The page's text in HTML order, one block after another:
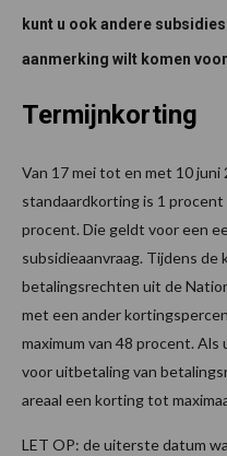
kunt u ook andere
aanmerking wilt komen
Termijnkorting
Van 17 mei tot en met 10
standaardkorting is 1 procent
procent. Die geldt voor een
subsidieaanvraag. Tijdens
betalingsrechten uit de
met een ander
maximum van 48 procent.
voor uitbetaling van
areaal een korting tot
LET OP: de uiterste datum